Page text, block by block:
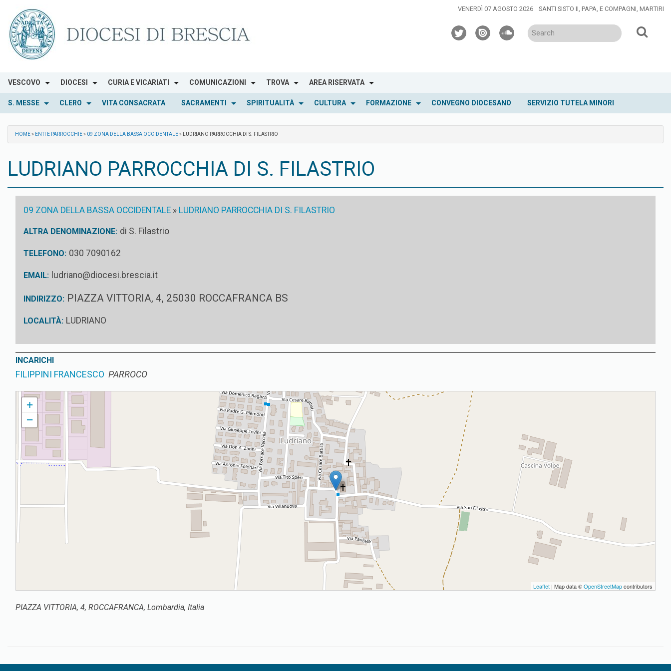
content
VENERDÌ 07 AGOSTO 2026 SANTI SISTO II, PAPA, E COMPAGNI, MARTIRI
twitterissuusoundcloud
VESCOVO DIOCESI CURIA E VICARIATI COMUNICAZIONI TROVA AREA RISERVATA
S. MESSE CLERO VITA CONSACRATA SACRAMENTI SPIRITUALITÀ CULTURA FORMAZIONE CONVEGNO DIOCESANO SERVIZIO TUTELA MINORI
HOME» ENTI E PARROCCHIE» 09 ZONA DELLA BASSA OCCIDENTALE» LUDRIANO PARROCCHIA DI S. FILASTRIO
LUDRIANO PARROCCHIA DI S. FILASTRIO
09 ZONA DELLA BASSA OCCIDENTALE » LUDRIANO PARROCCHIA DI S. FILASTRIO
ALTRA DENOMINAZIONE: di S. Filastrio
TELEFONO: 030 7090162
EMAIL: ludriano@diocesi.brescia.it
INDIRIZZO: PIAZZA VITTORIA, 4, 25030 ROCCAFRANCA BS
LOCALITÀ: LUDRIANO
INCARICHI
FILIPPINI FRANCESCO PARROCO
LUDRIANO PARROCCHIA DI S. FILASTRIO
+
−
Leaflet | Map data ©OpenStreetMapcontributors
PIAZZA VITTORIA, 4, ROCCAFRANCA, Lombardia, Italia